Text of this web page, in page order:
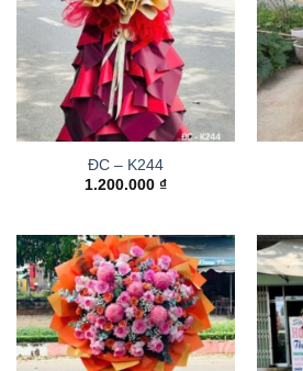
ĐC – K244
1.200.000 ₫